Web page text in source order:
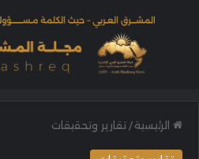
الرئيسية / تقارير وتحقيقات